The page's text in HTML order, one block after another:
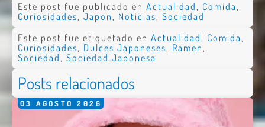
Este post fue publicado en Actualidad, Comida,
Curiosidades, Japon, Noticias, Sociedad
Este post fue etiquetado en Actualidad, Comida,
Curiosidades, Dulces Japoneses, Ramen,
Sociedad, Sociedad Japonesa
Posts relacionados
03 AGOSTO 2026